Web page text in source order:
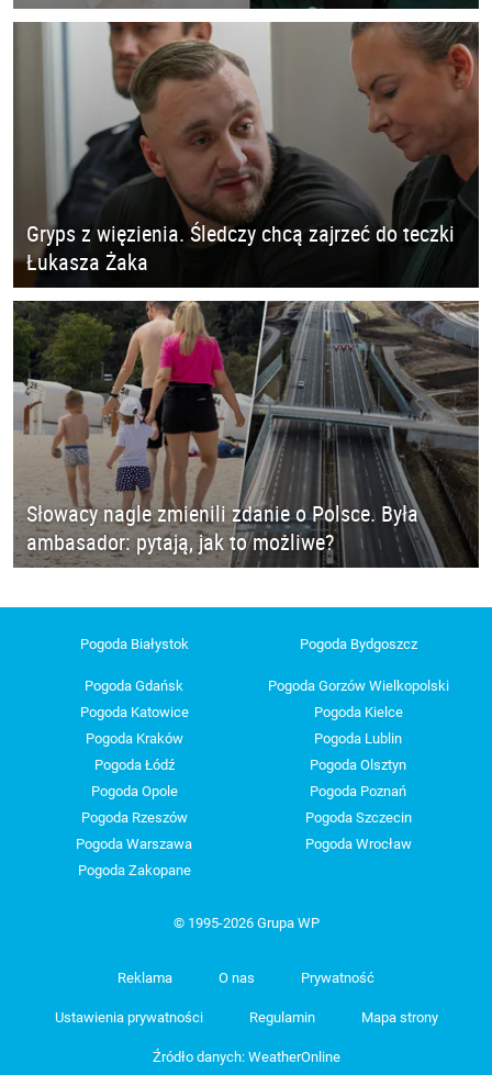
Gryps z więzienia. Śledczy chcą zajrzeć do teczki
Łukasza Żaka
Słowacy nagle zmienili zdanie o Polsce. Była
ambasador: pytają, jak to możliwe?
Pogoda Białystok Pogoda Bydgoszcz
Pogoda Gdańsk
Pogoda Gorzów Wielkopolski
Pogoda Katowice
Pogoda Kielce
Pogoda Kraków
Pogoda Lublin
Pogoda Łódź
Pogoda Olsztyn
Pogoda Opole
Pogoda Poznań
Pogoda Rzeszów
Pogoda Szczecin
Pogoda Warszawa
Pogoda Wrocław
Pogoda Zakopane
© 1995-2026 Grupa WP
Reklama O nas Prywatność
Ustawienia prywatności Regulamin Mapa strony
Źródło danych: WeatherOnline